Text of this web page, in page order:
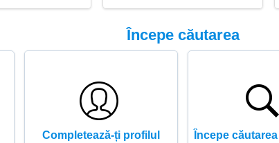
Începe căutarea
Completează-ți profilul Începe